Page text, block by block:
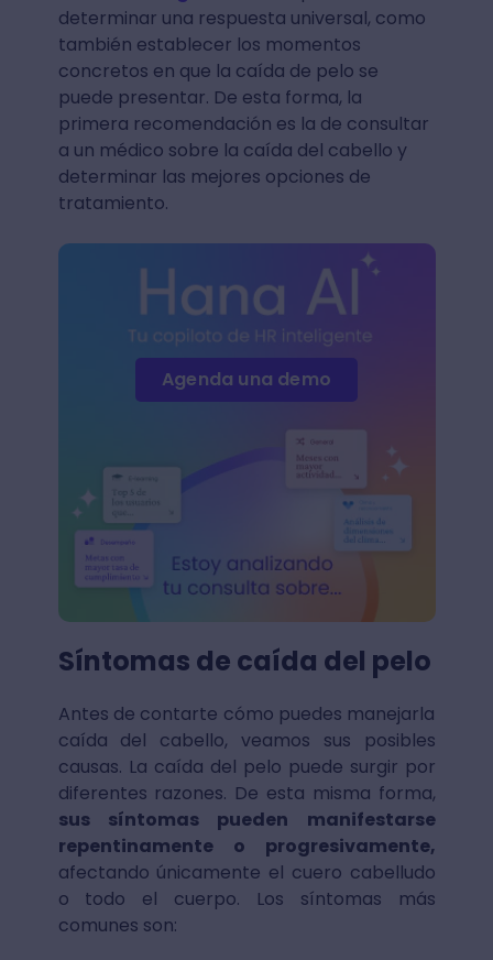
determinar una respuesta universal, como
también establecer los momentos
concretos en que la caída de pelo se
puede presentar. De esta forma, la
primera recomendación es la de consultar
a un médico sobre la caída del cabello y
determinar las mejores opciones de
tratamiento.
Agenda una demo
Síntomas de caída del pelo
Antes de contarte cómo puedes manejarla
caída del cabello, veamos sus posibles
causas. La caída del pelo puede surgir por
diferentes razones. De esta misma forma,
sus síntomas pueden manifestarse
repentinamente o progresivamente,
afectando únicamente el cuero cabelludo
o todo el cuerpo. Los síntomas más
comunes son: